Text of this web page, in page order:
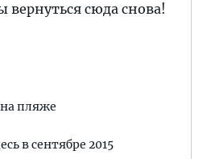
вернуться сюда снова!
пляже
в сентябре 2015